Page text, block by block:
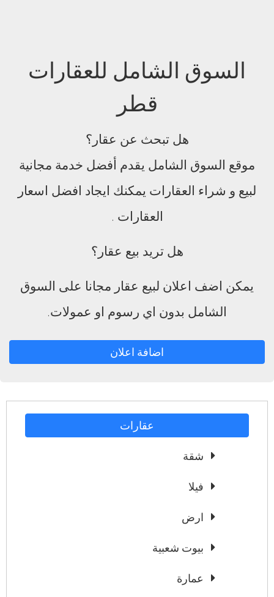
السوق الشامل للعقارات
قطر
هل تبحث عن عقار؟
موقع السوق الشامل يقدم أفضل خدمة مجانية
لبيع و شراء العقارات يمكنك ايجاد افضل اسعار
العقارات .
هل تريد بيع عقار؟
يمكن اضف اعلان لبيع عقار مجانا على السوق
الشامل بدون اي رسوم او عمولات.
اضافة اعلان
عقارات
شقة
فيلا
ارض
بيوت شعبية
عمارة